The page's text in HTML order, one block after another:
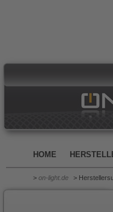
HOME
> on-light.de >